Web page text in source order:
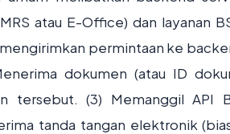
atau E-Office) dan layanan
permintaan ke
dokumen (atau ID
tersebut. (3) Memanggil API
tanda tangan elektronik